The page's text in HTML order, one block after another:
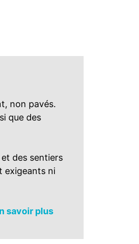
non pavés.
que des
des sentiers
exigeants ni
savoir plus